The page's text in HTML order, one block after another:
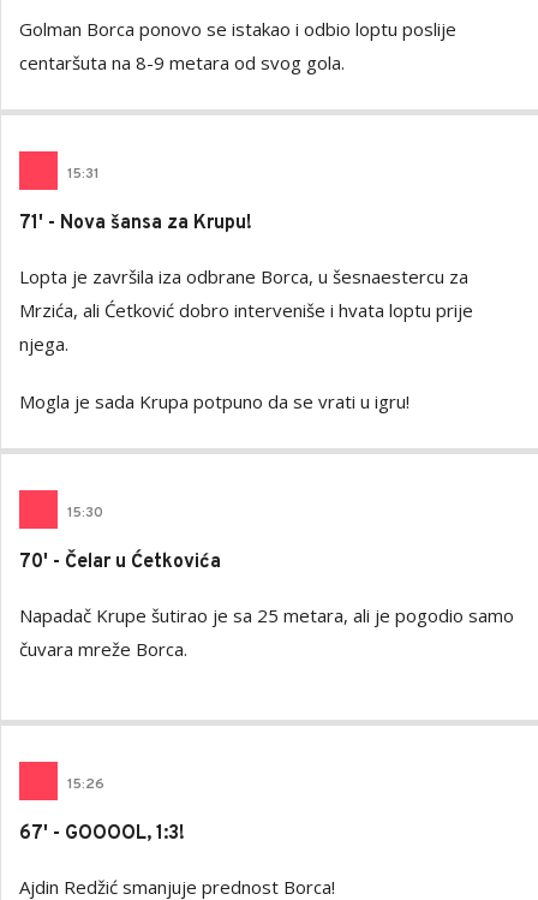
Golman Borca ponovo se istakao i odbio loptu poslije
centaršuta na 8-9 metara od svog gola.
15:31
71' - Nova šansa za Krupu!
Lopta je završila iza odbrane Borca, u šesnaestercu za
Mrzića, ali Ćetković dobro interveniše i hvata loptu prije
njega.
Mogla je sada Krupa potpuno da se vrati u igru!
15:30
70' - Čelar u Ćetkovića
Napadač Krupe šutirao je sa 25 metara, ali je pogodio samo
čuvara mreže Borca.
15:26
67' - GOOOOL, 1:3!
Ajdin Redžić smanjuje prednost Borca!